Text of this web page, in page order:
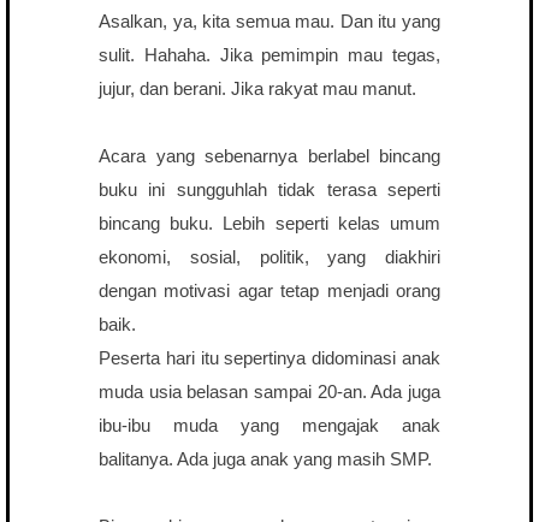
Asalkan, ya, kita semua mau. Dan itu yang
sulit. Hahaha. Jika pemimpin mau tegas,
jujur, dan berani. Jika rakyat mau manut.
Acara yang sebenarnya berlabel bincang
buku ini sungguhlah tidak terasa seperti
bincang buku. Lebih seperti kelas umum
ekonomi, sosial, politik, yang diakhiri
dengan motivasi agar tetap menjadi orang
baik.
Peserta hari itu sepertinya didominasi anak
muda usia belasan sampai 20-an. Ada juga
ibu-ibu muda yang mengajak anak
balitanya. Ada juga anak yang masih SMP.